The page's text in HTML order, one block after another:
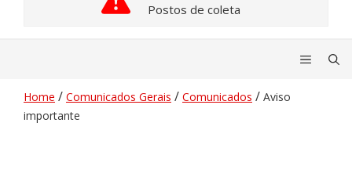
Postos de coleta
Menu
Home / Comunicados Gerais / Comunicados / Aviso
importante